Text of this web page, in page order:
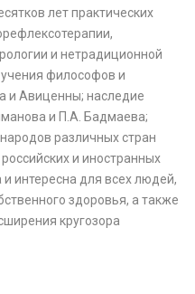
лет практических
и нетрадиционной
философов и
и Авиценны; наследие
и П.А. Бадмаева;
различных стран
и иностранных
интересна для всех людей,
здоровья, а также
кругозора